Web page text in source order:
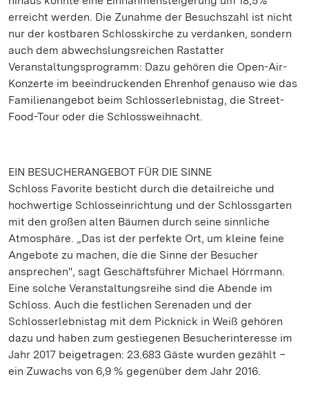
erreicht werden. Die Zunahme der Besuchszahl ist nicht
nur der kostbaren Schlosskirche zu verdanken, sondern
auch dem abwechslungsreichen Rastatter
Veranstaltungsprogramm: Dazu gehören die Open-Air-
Konzerte im beeindruckenden Ehrenhof genauso wie das
Familienangebot beim Schlosserlebnistag, die Street-
Food-Tour oder die Schlossweihnacht.
EIN BESUCHERANGEBOT FÜR DIE SINNE
Schloss Favorite besticht durch die detailreiche und
hochwertige Schlosseinrichtung und der Schlossgarten
mit den großen alten Bäumen durch seine sinnliche
Atmosphäre. „Das ist der perfekte Ort, um kleine feine
Angebote zu machen, die die Sinne der Besucher
ansprechen", sagt Geschäftsführer Michael Hörrmann.
Eine solche Veranstaltungsreihe sind die Abende im
Schloss. Auch die festlichen Serenaden und der
Schlosserlebnistag mit dem Picknick in Weiß gehören
dazu und haben zum gestiegenen Besucherinteresse im
Jahr 2017 beigetragen: 23.683 Gäste wurden gezählt –
ein Zuwachs von 6,9 % gegenüber dem Jahr 2016.